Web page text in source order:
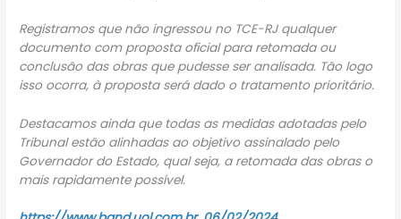
Registramos que não ingressou no TCE-RJ qualquer
documento com proposta oficial para retomada ou
conclusão das obras que pudesse ser analisada. Tão logo
isso ocorra, à proposta será dado o tratamento prioritário.
Destacamos ainda que todas as medidas adotadas pelo
Tribunal estão alinhadas ao objetivo assinalado pelo
Governador do Estado, qual seja, a retomada das obras o
mais rapidamente possível.